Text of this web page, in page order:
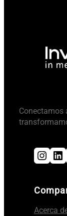
Conectamos
Instagram LinkedIn
Acerca